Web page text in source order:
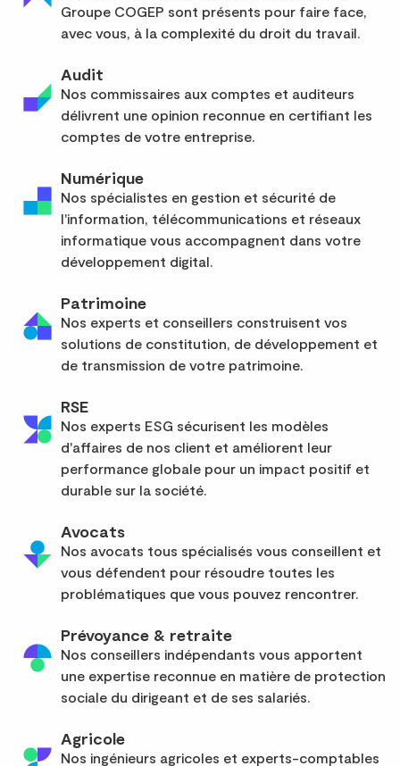
Groupe COGEP sont présents pour faire face,
avec vous, à la complexité du droit du travail.
Audit
Nos commissaires aux comptes et auditeurs
délivrent une opinion reconnue en certifiant les
comptes de votre entreprise.
Numérique
Nos spécialistes en gestion et sécurité de
l'information, télécommunications et réseaux
informatique vous accompagnent dans votre
développement digital.
Patrimoine
Nos experts et conseillers construisent vos
solutions de constitution, de développement et
de transmission de votre patrimoine.
RSE
Nos experts ESG sécurisent les modèles
d'affaires de nos client et améliorent leur
performance globale pour un impact positif et
durable sur la société.
Avocats
Nos avocats tous spécialisés vous conseillent et
vous défendent pour résoudre toutes les
problématiques que vous pouvez rencontrer.
Prévoyance & retraite
Nos conseillers indépendants vous apportent
une expertise reconnue en matière de protection
sociale du dirigeant et de ses salariés.
Agricole
Nos ingénieurs agricoles et experts-comptables